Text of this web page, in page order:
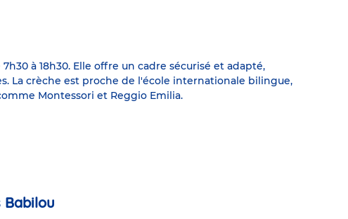
à 18h30. Elle offre un cadre sécurisé et adapté,
La crèche est proche de l'école internationale bilingue,
Montessori et Reggio Emilia.
Babilou